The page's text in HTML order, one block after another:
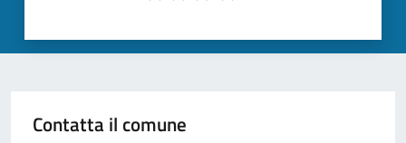
Contatta il comune